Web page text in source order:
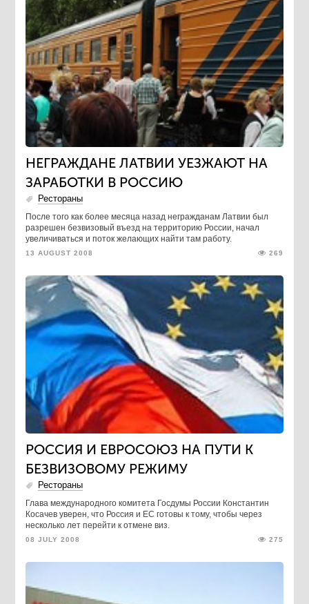
НЕГРАЖДАНЕ ЛАТВИИ УЕЗЖАЮТ НА
ЗАРАБОТКИ В РОССИЮ
Рестораны
После того как более месяца назад негражданам Латвии был
разрешен безвизовый въезд на территорию России, начал
увеличиваться и поток желающих найти там работу.
13 AUGUST 2008 269
РОССИЯ И ЕВРОСОЮЗ НА ПУТИ К
БЕЗВИЗОВОМУ РЕЖИМУ
Рестораны
Глава международного комитета Госдумы России Константин
Косачев уверен, что Россия и ЕС готовы к тому, чтобы через
несколько лет перейти к отмене виз.
08 JULY 2008 275